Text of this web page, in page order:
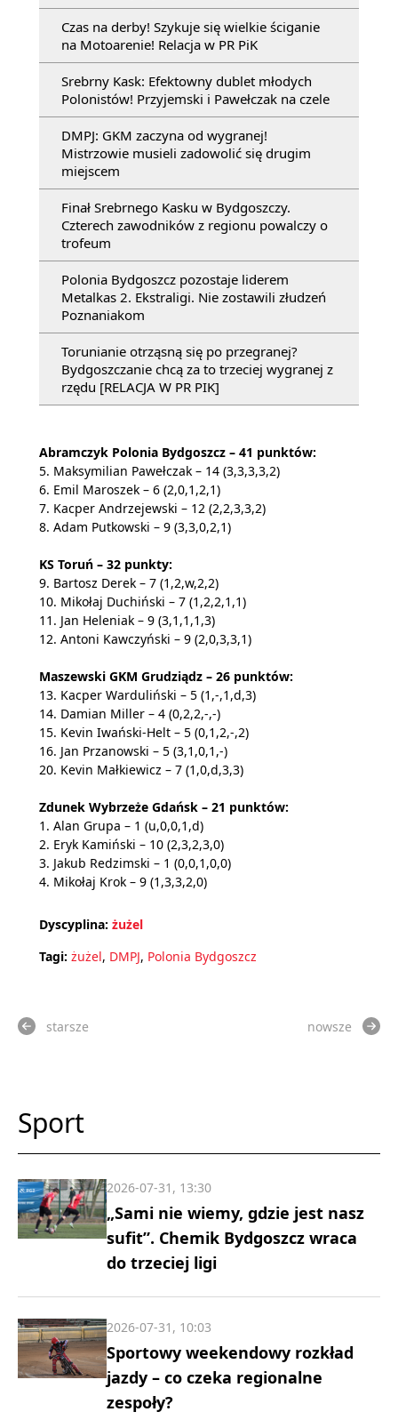
Czas na derby! Szykuje się wielkie ściganie
na Motoarenie! Relacja w PR PiK
Srebrny Kask: Efektowny dublet młodych
Polonistów! Przyjemski i Pawełczak na czele
DMPJ: GKM zaczyna od wygranej!
Mistrzowie musieli zadowolić się drugim
miejscem
Finał Srebrnego Kasku w Bydgoszczy.
Czterech zawodników z regionu powalczy o
trofeum
Polonia Bydgoszcz pozostaje liderem
Metalkas 2. Ekstraligi. Nie zostawili złudzeń
Poznaniakom
Torunianie otrząsną się po przegranej?
Bydgoszczanie chcą za to trzeciej wygranej z
rzędu [RELACJA W PR PIK]
Abramczyk Polonia Bydgoszcz – 41 punktów:
5. Maksymilian Pawełczak – 14 (3,3,3,3,2)
6. Emil Maroszek – 6 (2,0,1,2,1)
7. Kacper Andrzejewski – 12 (2,2,3,3,2)
8. Adam Putkowski – 9 (3,3,0,2,1)
KS Toruń – 32 punkty:
9. Bartosz Derek – 7 (1,2,w,2,2)
10. Mikołaj Duchiński – 7 (1,2,2,1,1)
11. Jan Heleniak – 9 (3,1,1,1,3)
12. Antoni Kawczyński – 9 (2,0,3,3,1)
Maszewski GKM Grudziądz – 26 punktów:
13. Kacper Warduliński – 5 (1,-,1,d,3)
14. Damian Miller – 4 (0,2,2,-,-)
15. Kevin Iwański-Helt – 5 (0,1,2,-,2)
16. Jan Przanowski – 5 (3,1,0,1,-)
20. Kevin Małkiewicz – 7 (1,0,d,3,3)
Zdunek Wybrzeże Gdańsk – 21 punktów:
1. Alan Grupa – 1 (u,0,0,1,d)
2. Eryk Kamiński – 10 (2,3,2,3,0)
3. Jakub Redzimski – 1 (0,0,1,0,0)
4. Mikołaj Krok – 9 (1,3,3,2,0)
Dyscyplina: żużel
Tagi: żużel, DMPJ, Polonia Bydgoszcz
starsze nowsze
Sport
„Sami nie wiemy, gdzie jest nasz
sufit”. Chemik Bydgoszcz wraca
do trzeciej ligi
2026-07-31, 13:30
Sportowy weekendowy rozkład
jazdy – co czeka regionalne
zespoły?
2026-07-31, 10:03